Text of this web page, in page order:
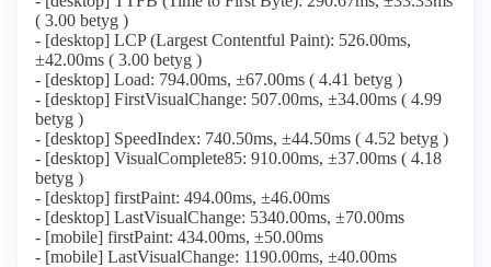
( 3.00 betyg )
- [desktop] LCP (Largest Contentful Paint): 526.00ms,
±42.00ms ( 3.00 betyg )
- [desktop] Load: 794.00ms, ±67.00ms ( 4.41 betyg )
- [desktop] FirstVisualChange: 507.00ms, ±34.00ms ( 4.99
betyg )
- [desktop] SpeedIndex: 740.50ms, ±44.50ms ( 4.52 betyg )
- [desktop] VisualComplete85: 910.00ms, ±37.00ms ( 4.18
betyg )
- [desktop] firstPaint: 494.00ms, ±46.00ms
- [desktop] LastVisualChange: 5340.00ms, ±70.00ms
- [mobile] firstPaint: 434.00ms, ±50.00ms
- [mobile] LastVisualChange: 1190.00ms, ±40.00ms